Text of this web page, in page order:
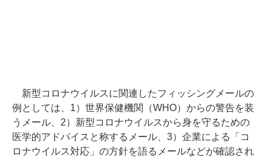
新型コロナウイルスに関連したフィッシングメールの
例としては、1）世界保健機関（WHO）からの警告を装
うメール、2）新型コロナウイルスから身を守るための
医学的アドバイスと称するメール、3）企業による「コ
ロナウイルス対応」の方針を語るメールなどが確認され